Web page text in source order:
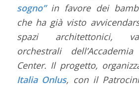
sogno”in favore dei
che ha già visto
spazi architettonici,
orchestrali
Center. Il progetto,
Italia Onlus, con il